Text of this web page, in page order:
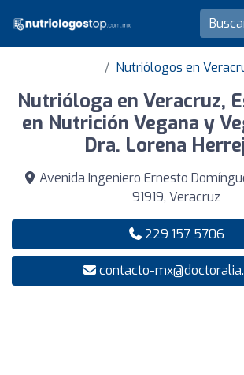
Nutriólogos en
Nutrióloga en Veracruz,
en Nutrición Vegana y
Dra. Lorena
Avenida Ingeniero Ernesto
91919, Veracruz
229 157 5706
contacto-